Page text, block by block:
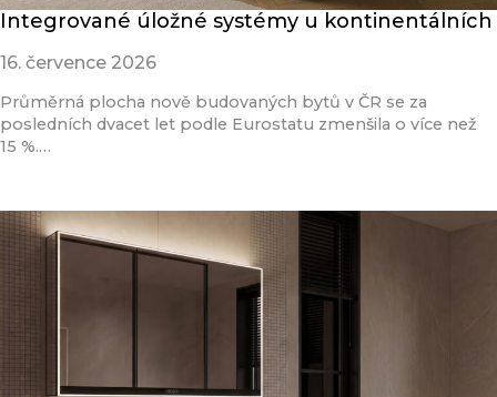
Integrované úložné systémy u kontinentálních
16. července 2026
Průměrná plocha nově budovaných bytů v ČR se za
posledních dvacet let podle Eurostatu zmenšila o více než
15 %.…